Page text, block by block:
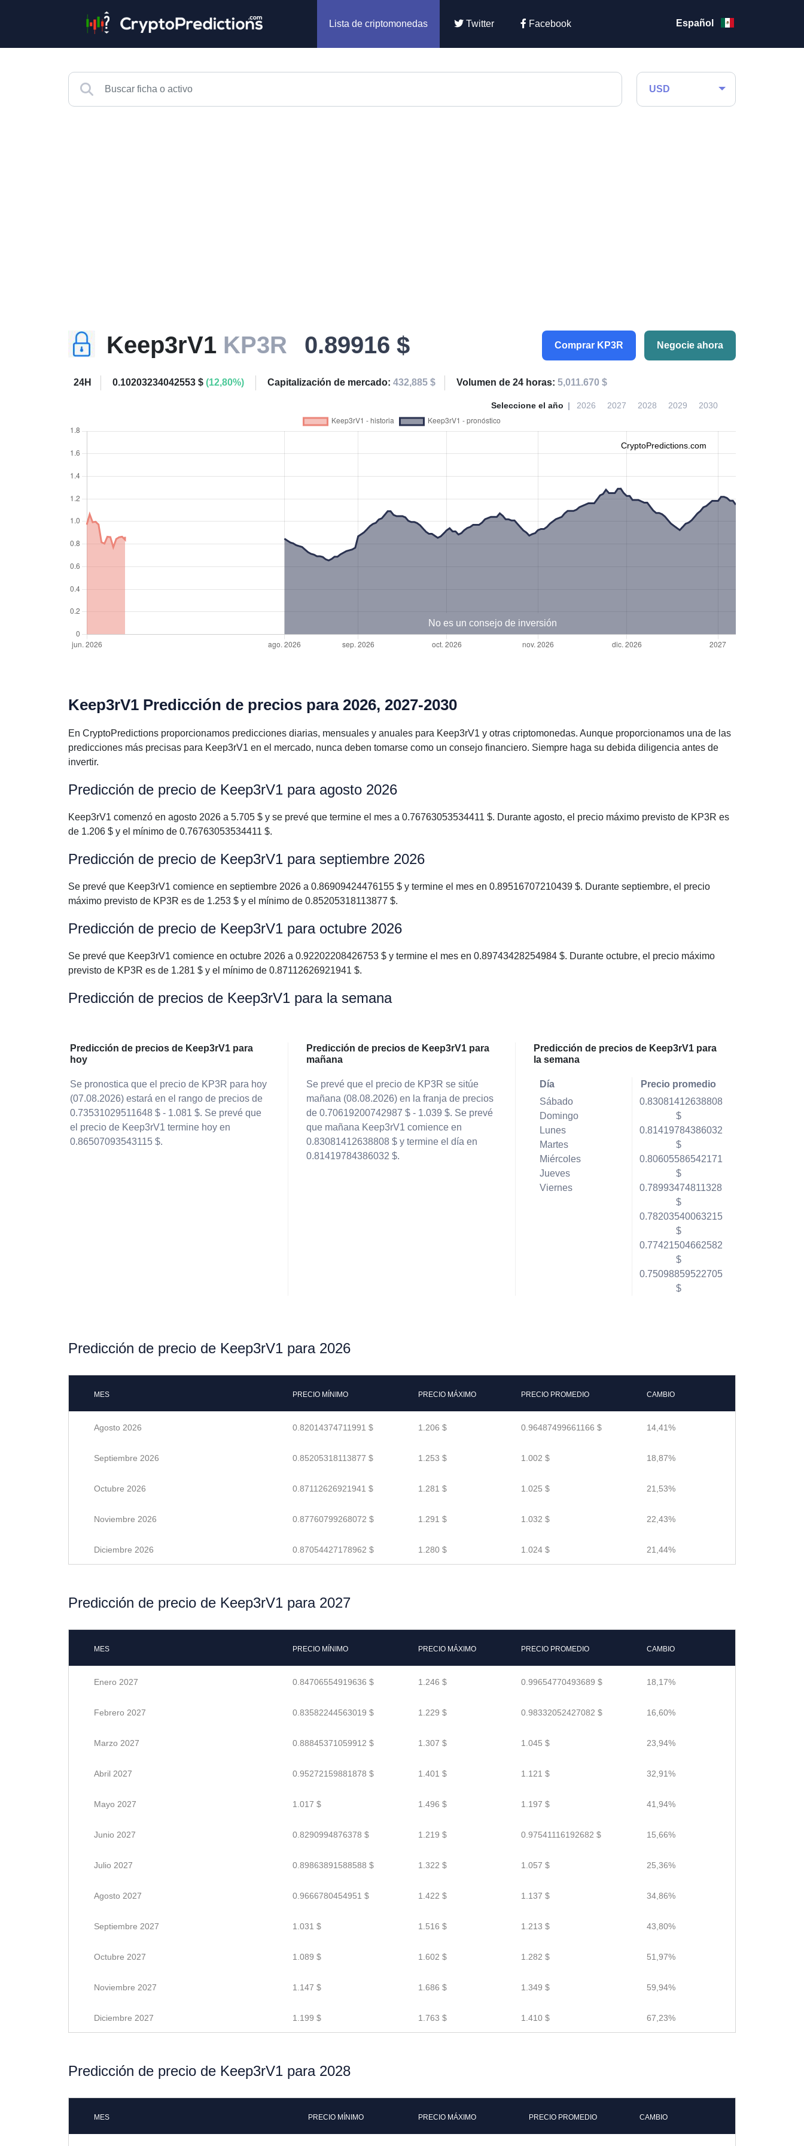
Lista de criptomonedas Twitter Facebook Español
USD
Keep3rV1 KP3R 0.89916 $ Comprar KP3R Negocie ahora
24H 0.10203234042553 $ (12,80%) Capitalización de mercado: 432,885 $ Volumen de 24 horas: 5,011.670 $
Seleccione el año 2026 2027 2028 2029 2030
CryptoPredictions.com
No es un consejo de inversión
Keep3rV1 Predicción de precios para 2026, 2027-2030
En CryptoPredictions proporcionamos predicciones diarias, mensuales y anuales para Keep3rV1 y otras criptomonedas. Aunque proporcionamos una de las
predicciones más precisas para Keep3rV1 en el mercado, nunca deben tomarse como un consejo financiero. Siempre haga su debida diligencia antes de
invertir.
Predicción de precio de Keep3rV1 para agosto 2026
Keep3rV1 comenzó en agosto 2026 a 5.705 $ y se prevé que termine el mes a 0.76763053534411 $. Durante agosto, el precio máximo previsto de KP3R es
de 1.206 $ y el mínimo de 0.76763053534411 $.
Predicción de precio de Keep3rV1 para septiembre 2026
Se prevé que Keep3rV1 comience en septiembre 2026 a 0.86909424476155 $ y termine el mes en 0.89516707210439 $. Durante septiembre, el precio
máximo previsto de KP3R es de 1.253 $ y el mínimo de 0.85205318113877 $.
Predicción de precio de Keep3rV1 para octubre 2026
Se prevé que Keep3rV1 comience en octubre 2026 a 0.92202208426753 $ y termine el mes en 0.89743428254984 $. Durante octubre, el precio máximo
previsto de KP3R es de 1.281 $ y el mínimo de 0.87112626921941 $.
Predicción de precios de Keep3rV1 para la semana
Predicción de precios de Keep3rV1 para
hoy
Se pronostica que el precio de KP3R para hoy
(07.08.2026) estará en el rango de precios de
0.73531029511648 $ - 1.081 $. Se prevé que
el precio de Keep3rV1 termine hoy en
0.86507093543115 $.
Predicción de precios de Keep3rV1 para
mañana
Se prevé que el precio de KP3R se sitúe
mañana (08.08.2026) en la franja de precios
de 0.70619200742987 $ - 1.039 $. Se prevé
que mañana Keep3rV1 comience en
0.83081412638808 $ y termine el día en
0.81419784386032 $.
Predicción de precios de Keep3rV1 para
la semana
Día
Sábado
Domingo
Lunes
Martes
Miércoles
Jueves
Viernes
Precio promedio
0.83081412638808
$
0.81419784386032
$
0.80605586542171
$
0.78993474811328
$
0.78203540063215
$
0.77421504662582
$
0.75098859522705
$
Predicción de precio de Keep3rV1 para 2026
MES PRECIO MÍNIMO PRECIO MÁXIMO PRECIO PROMEDIO CAMBIO
Agosto 2026 0.82014374711991 $ 1.206 $ 0.96487499661166 $ 14,41%
Septiembre 2026 0.85205318113877 $ 1.253 $ 1.002 $ 18,87%
Octubre 2026 0.87112626921941 $ 1.281 $ 1.025 $ 21,53%
Noviembre 2026 0.87760799268072 $ 1.291 $ 1.032 $ 22,43%
Diciembre 2026 0.87054427178962 $ 1.280 $ 1.024 $ 21,44%
Predicción de precio de Keep3rV1 para 2027
MES PRECIO MÍNIMO PRECIO MÁXIMO PRECIO PROMEDIO CAMBIO
Enero 2027 0.84706554919636 $ 1.246 $ 0.99654770493689 $ 18,17%
Febrero 2027 0.83582244563019 $ 1.229 $ 0.98332052427082 $ 16,60%
Marzo 2027 0.88845371059912 $ 1.307 $ 1.045 $ 23,94%
Abril 2027 0.95272159881878 $ 1.401 $ 1.121 $ 32,91%
Mayo 2027 1.017 $ 1.496 $ 1.197 $ 41,94%
Junio 2027 0.8290994876378 $ 1.219 $ 0.97541116192682 $ 15,66%
Julio 2027 0.89863891588588 $ 1.322 $ 1.057 $ 25,36%
Agosto 2027 0.9666780454951 $ 1.422 $ 1.137 $ 34,86%
Septiembre 2027 1.031 $ 1.516 $ 1.213 $ 43,80%
Octubre 2027 1.089 $ 1.602 $ 1.282 $ 51,97%
Noviembre 2027 1.147 $ 1.686 $ 1.349 $ 59,94%
Diciembre 2027 1.199 $ 1.763 $ 1.410 $ 67,23%
Predicción de precio de Keep3rV1 para 2028
MES PRECIO MÍNIMO PRECIO MÁXIMO PRECIO PROMEDIO CAMBIO